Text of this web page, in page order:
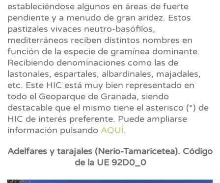
estableciéndose algunos en áreas de fuerte
pendiente y a menudo de gran aridez. Estos
pastizales vivaces neutro-basófilos,
mediterráneos reciben distintos nombres en
función de la especie de gramínea dominante.
Recibiendo denominaciones como las de
lastonales, espartales, albardinales, majadales,
etc. Este HIC está muy bien representado en
todo el Geoparque de Granada, siendo
destacable que el mismo tiene el asterisco (*) de
HIC de interés preferente. Puede ampliarse
información pulsando AQUÍ.
Adelfares y tarajales (Nerio-Tamaricetea). Código
de la UE 92D0_0